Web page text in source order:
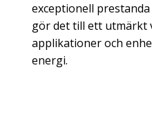
exceptionell
gör det till ett utmärkt
applikationer och
energi.